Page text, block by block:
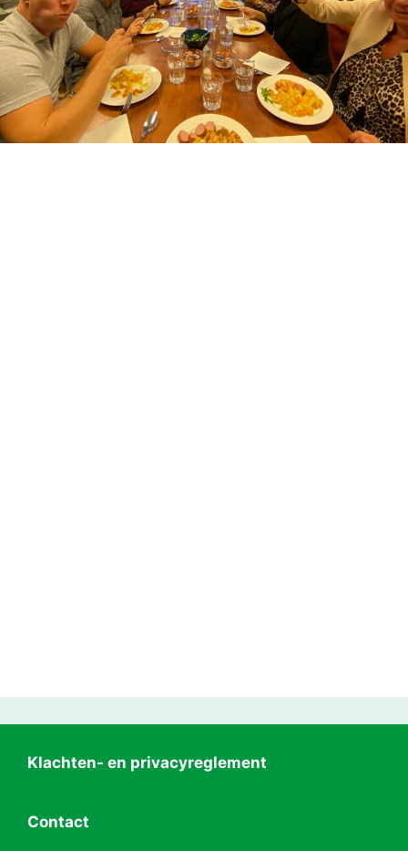
Klachten- en privacyreglement
Contact